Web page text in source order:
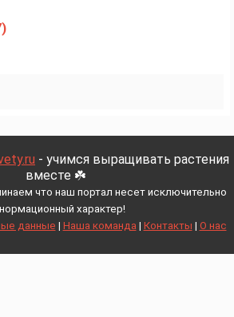
- учимся выращивать растения
вместе ☘️
что наш портал несет исключительно
характер!
данные | Наша команда | Контакты | О нас